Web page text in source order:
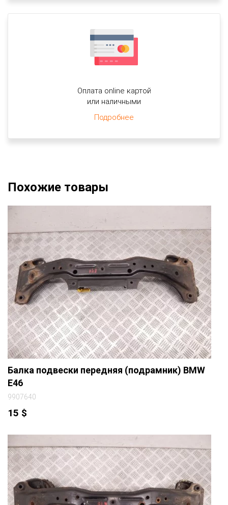
Оплата online картой
или наличными
Подробнее
Похожие товары
Балка подвески передняя (подрамник) BMW
E46
9907640
15 $